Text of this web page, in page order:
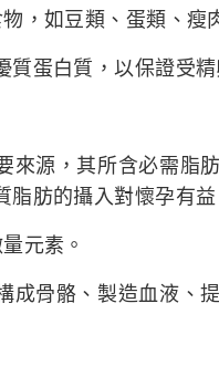
，如豆類、蛋類、瘦
質蛋白質，以保證受
來源，其所含必需脂
肪的攝入對懷孕有益
元素。
成骨骼、製造血液、